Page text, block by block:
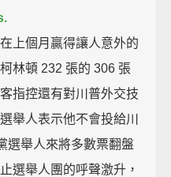
上個月贏得讓人意外的
林頓 232 張的 306 張
指控還有對川普外交技
舉人表示他不會投給川
選舉人來將多數票翻盤
選舉人團的呼聲激升，